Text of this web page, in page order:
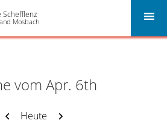
Schefflenz
Mosbach
vom Apr. 6th
Zurück
Heute Weiter